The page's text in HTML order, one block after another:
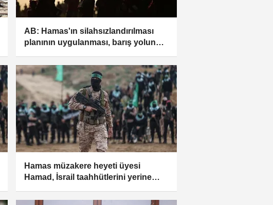
AB: Hamas'ın silahsızlandırılması
planının uygulanması, barış yolunda
Hamas müzakere heyeti üyesi
Hamad, İsrail taahhütlerini yerine
atmayacaklarını söyledi